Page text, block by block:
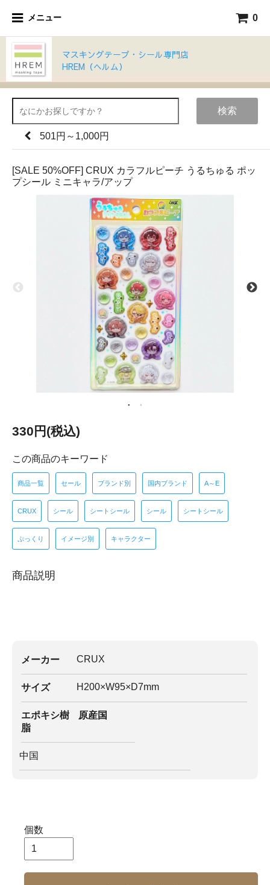
メニュー 0
マスキングテープ・シール専門店
HREM（ヘルム）
検索
501円～1,000円
[SALE 50%OFF] CRUX カラフルピーチ うるちゅる ポッ
プシール ミニキャラ/アップ
330円(税込)
この商品のキーワード
商品一覧 セール ブランド別 国内ブランド A～E
CRUX シール シートシール シール シートシール
ぷっくり イメージ別 キャラクター
商品説明
メーカー CRUX
サイズ H200×W95×D7mm
エポキシ樹
脂
原産国
中国
個数